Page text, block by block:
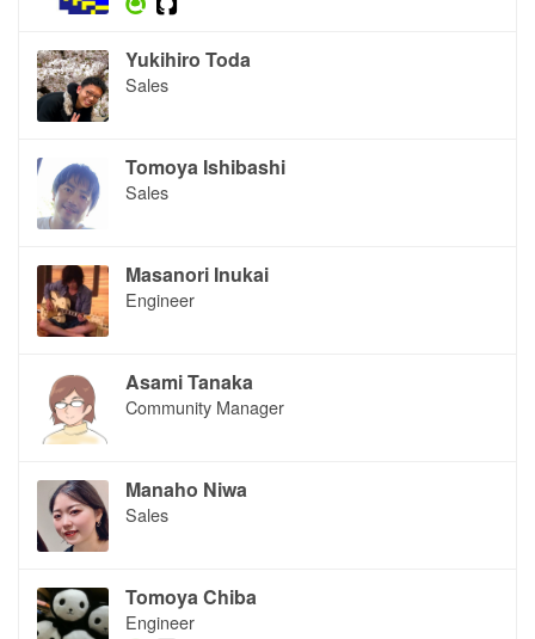
Yukihiro Toda
Sales
Tomoya Ishibashi
Sales
Masanori Inukai
Engineer
Asami Tanaka
Community Manager
Manaho Niwa
Sales
Tomoya Chiba
Engineer